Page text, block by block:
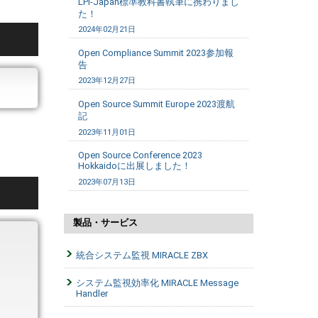
た！
2024年02月21日
Open Compliance Summit 2023参加報
告
2023年12月27日
Open Source Summit Europe 2023渡航
記
2023年11月01日
Open Source Conference 2023
Hokkaidoに出展しました！
2023年07月13日
製品・サービス
統合システム監視 MIRACLE ZBX
システム監視効率化 MIRACLE Message
Handler